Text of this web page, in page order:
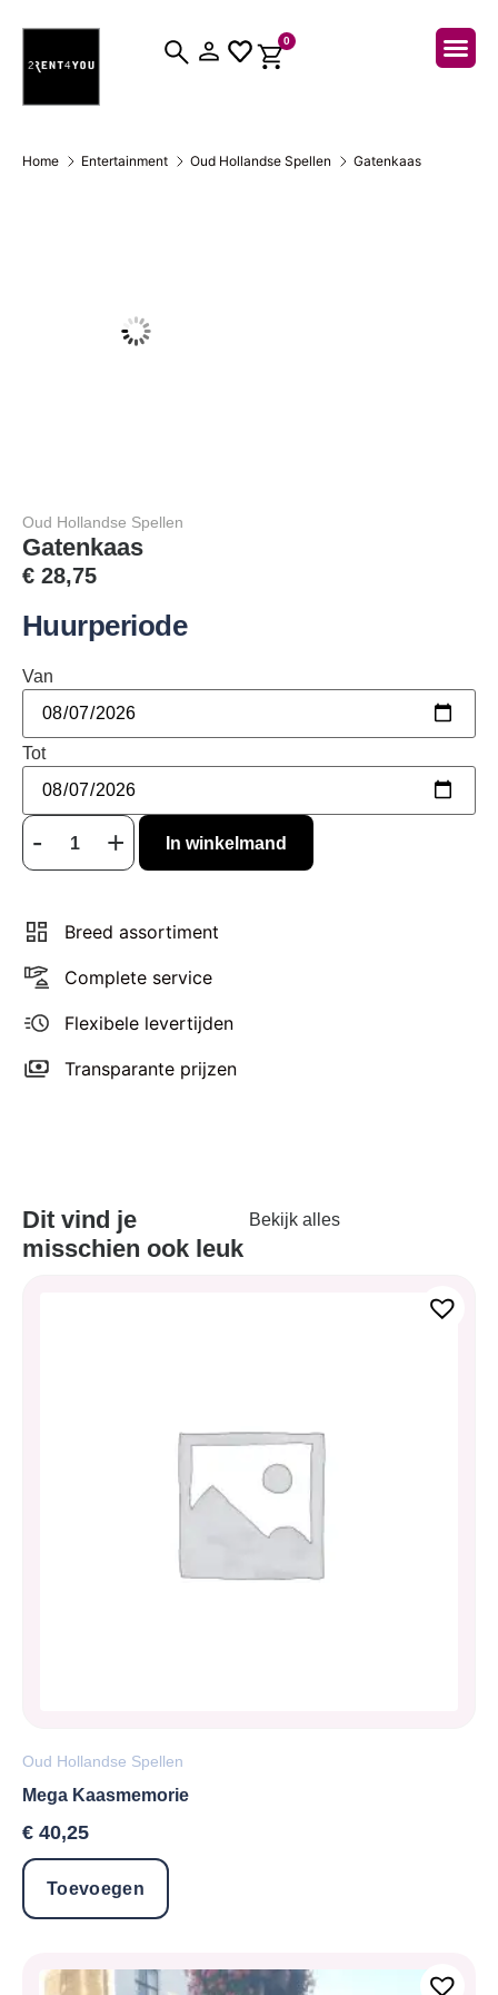
0
Home Entertainment Oud Hollandse Spellen Gatenkaas
Oud Hollandse Spellen
Gatenkaas
€ 28,75
Huurperiode
Van
Tot
In winkelmand
Breed assortiment
Complete service
Flexibele levertijden
Transparante prijzen
Dit vind je
misschien ook leuk
Bekijk alles
Oud Hollandse Spellen
Mega Kaasmemorie
€ 40,25
Toevoegen